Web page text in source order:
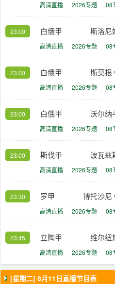
高清直播 2026专题 08
23:00 白俄甲 斯洛尼
高清直播 2026专题 08
23:00 白俄甲 斯莫根
高清直播 2026专题 08
23:00 白俄甲 沃尔纳
高清直播 2026专题 08
23:00 斯伐甲 波瓦兹
高清直播 2026专题 08
23:30 罗甲 博托沙尼
高清直播 2026专题 08
23:45 立陶甲 维尔纽
高清直播 2026专题 08
[星期二] 8月11日直播节目表